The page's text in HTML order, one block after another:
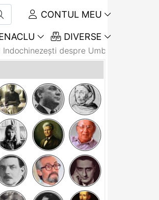
CONTUL MEU
DIVERSE
despre Umbră